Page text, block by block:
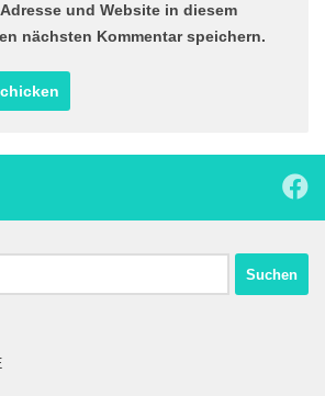
und Website in diesem
nächsten Kommentar speichern.